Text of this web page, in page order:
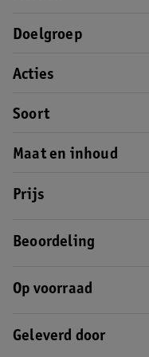
Doelgroep
Acties
Soort
Maat en inhoud
Prijs
Beoordeling
Op voorraad
Geleverd door